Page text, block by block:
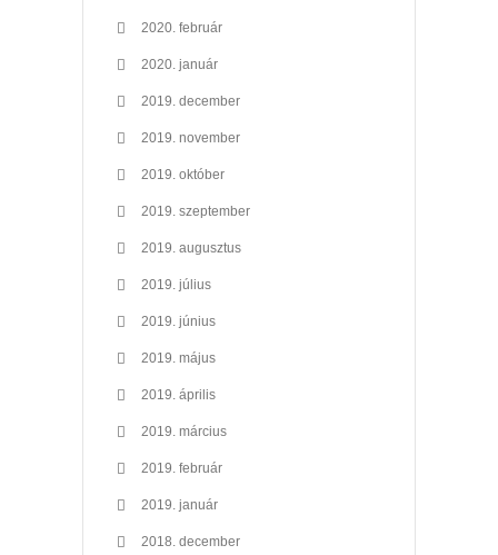
2020. február
2020. január
2019. december
2019. november
2019. október
2019. szeptember
2019. augusztus
2019. július
2019. június
2019. május
2019. április
2019. március
2019. február
2019. január
2018. december